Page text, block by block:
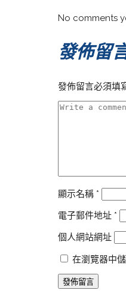
No comments
發佈留
發佈留言必須填
顯示名稱 *
電子郵件地址 *
個人網站網址
在瀏覽器中